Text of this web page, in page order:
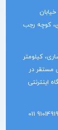
کوچه رجب
کیلومتر
مستقر در
اینترنتی